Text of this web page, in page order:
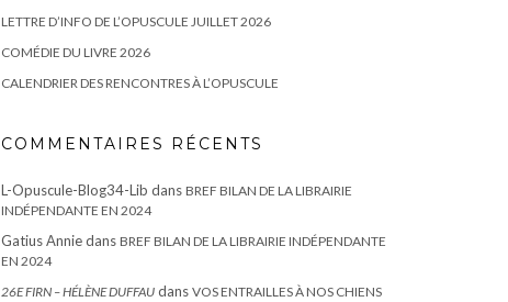
LETTRE D’INFO DE L’OPUSCULE JUILLET 2026
COMÉDIE DU LIVRE 2026
CALENDRIER DES RENCONTRES À L’OPUSCULE
COMMENTAIRES RÉCENTS
L-Opuscule-Blog34-Lib dans BREF BILAN DE LA LIBRAIRIE
INDÉPENDANTE EN 2024
Gatius Anniedans BREF BILAN DE LA LIBRAIRIE INDÉPENDANTE
EN 2024
26E FIRN – HÉLÈNE DUFFAU dans VOS ENTRAILLES À NOS CHIENS